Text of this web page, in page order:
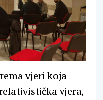
vjeri koja
vjera,